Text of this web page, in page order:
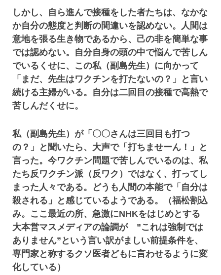
しかし、自ら進んで接種をした者たちは、なかな
か自分の態度と判断の間違いを認めない。人間は
意地を張る生き物であるから、己の非を簡単な事
では認めない。自分自身の頭の中で悩んで苦しん
でいるくせに、この私（副島先生）に向かって
「まだ、先生はワクチンを打たないの？」と言い
続ける主婦がいる。自分は二回目の接種で高熱で
苦しんだくせに。
私（副島先生）が「〇〇さんは三回目も打つ
の？」と聞いたら、大声で「打ちませーん！」と
言った。今ワクチン問題で苦しんでいるのは、私
たち反ワクチン派（反ワク）ではなく、打ってし
まった人々である。どうも人間の本能で「自分は
殺される」と感じているようである。（福松割込
み。ここ最近の所、急激にNHKをはじめとする
大本営マスメディアの論調が ”これは強制では
ありません”という言い訳がましい前提条件を、
専門家と称するクソ医者どもに言わせるように変
化している）